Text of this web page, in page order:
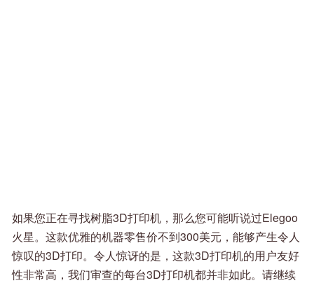
如果您正在寻找树脂3D打印机，那么您可能听说过Elegoo
火星。这款优雅的机器零售价不到300美元，能够产生令人
惊叹的3D打印。令人惊讶的是，这款3D打印机的用户友好
性非常高，我们审查的每台3D打印机都并非如此。请继续